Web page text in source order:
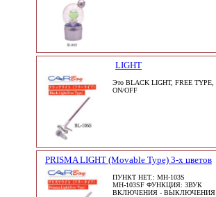
LIGHT
Это BLACK LIGHT, FREE TYPE,
ON/OFF
PRISMA LIGHT (Movable Type) 3-х цветов
ПУНКТ НЕТ.: МН-103S
МН-103SF ФУНКЦИЯ: ЗВУК
ВКЛЮЧЕНИЯ - ВЫКЛЮЧЕНИЯ